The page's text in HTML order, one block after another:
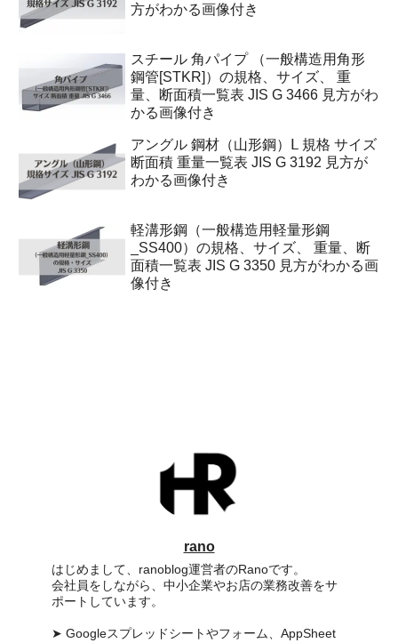
方がわかる画像付き
スチール 角パイプ （一般構造用角形
鋼管[STKR]）の規格、サイズ、 重
量、断面積一覧表 JIS G 3466 見方がわ
かる画像付き
アングル 鋼材（山形鋼）Ⅼ 規格 サイズ
断面積 重量一覧表 JIS G 3192 見方が
わかる画像付き
軽溝形鋼（一般構造用軽量形鋼
_SS400）の規格、サイズ、 重量、断
面積一覧表 JIS G 3350 見方がわかる画
像付き
rano
はじめまして、ranoblog運営者のRanoです。
会社員をしながら、中小企業やお店の業務改善をサ
ポートしています。
➤ Googleスプレッドシートやフォーム、AppSheet